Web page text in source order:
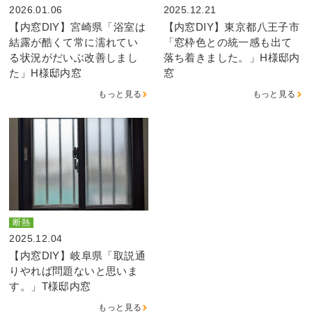
2026.01.06
【内窓DIY】宮崎県「浴室は
結露が酷くて常に濡れてい
る状況がだいぶ改善しまし
た」H様邸内窓
もっと見る
2025.12.21
【内窓DIY】東京都八王子市
「窓枠色との統一感も出て
落ち着きました。」H様邸内
窓
もっと見る
断熱
2025.12.04
【内窓DIY】岐阜県「取説通
りやれば問題ないと思いま
す。」T様邸内窓
もっと見る